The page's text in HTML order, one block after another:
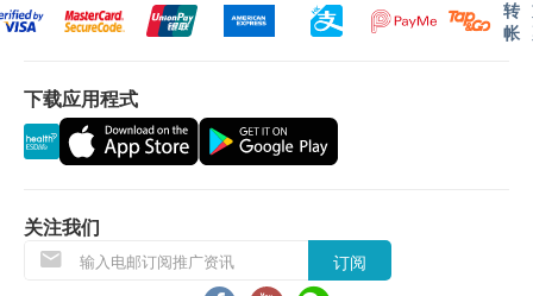
3. 此券不可退款或兑换现金。
延长有效期，逾期无效，恕不退款。
5. 此券只限持有人使用一次，一经兑换后不得更改或
退票。
知。
7. 如有任何争议，MF Jebsen Electronics Limited(倾
耳听听力中心)保留最终决定权。
转
帐
下载应用程式
关注我们
订阅